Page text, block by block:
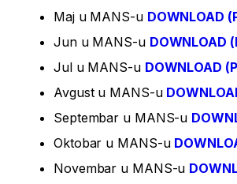
Maj u MANS-u DOWNLOAD
Jun u MANS-u DOWNLOAD
Jul u MANS-u DOWNLOAD
Avgust u MANS-u
Septembar u MANS-u
Oktobar u MANS-u
Novembar u MANS-u